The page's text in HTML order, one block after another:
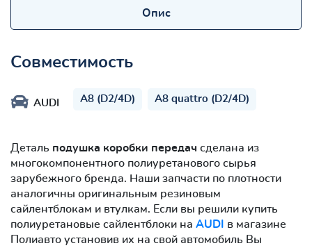
Опис
Совместимость
AUDI A8 (D2/4D) A8 quattro (D2/4D)
Деталь подушка коробки передач сделана из
многокомпонентного полиуретанового сырья
зарубежного бренда. Наши запчасти по плотности
аналогичны оригинальным резиновым
сайлентблокам и втулкам. Если вы решили купить
полиуретановые сайлентблоки на AUDI
в магазине
Полиавто установив их на свой автомобиль Вы